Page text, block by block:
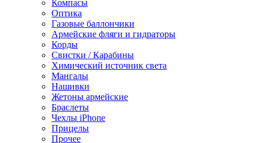
Компасы
Оптика
Газовые баллончики
Армейские фляги и гидраторы
Корды
Свистки / Карабины
Химический источник света
Мангалы
Нашивки
Жетоны армейские
Браслеты
Чехлы iPhone
Прицелы
Прочее